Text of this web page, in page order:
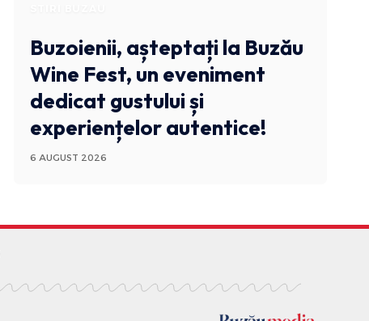
Buzoienii, așteptați la Buzău
Wine Fest, un eveniment
dedicat gustului și
experiențelor autentice!
6 AUGUST 2026